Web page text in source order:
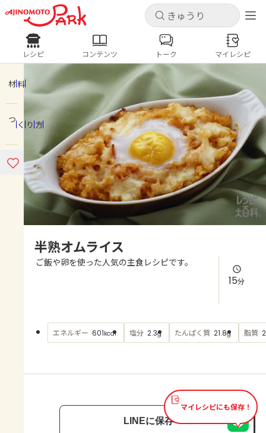
キャンセル
ログインするとレシピを保存できます
ログイン 新規登録
ホーム
コンテンツ
レシピ
よくあるお問い合わせ
AJINOMOTO PARK とは
キャンセル
レシピ コンテンツ
人気の食材・レシピ
きゅうり なす トマト
とうもろこし
ピーマン
みょうが ゴーヤ
レシピ コンテンツ トーク マイレシピ
材料
つくり方
半熟オムライス
ご飯や卵を使った人気の主食レシピです。
15分
エネルギー 601kcal 塩分 2.3g たんぱく質 21.8g 脂質
マイレシピにも保存！
LINEに保存